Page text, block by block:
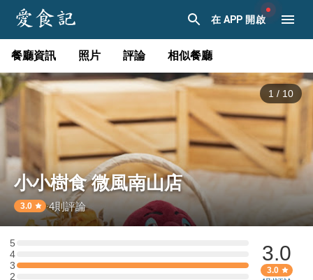
在 APP 開啟
餐廳資訊 照片 評論 相似餐廳
1 / 10
小小樹食 微風南山店
3.0 ·4則評論
5
5 星：0 則評論
4
4 星：0 則評論
3
3 星：1 則評論
2
3.0
3.0